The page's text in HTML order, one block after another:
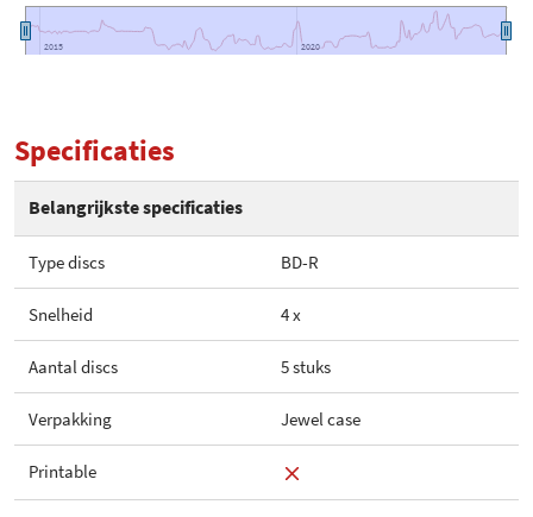
2015
2015 2020
2020
Specificaties
Belangrijkste specificaties
Type discs BD-R
Snelheid 4 x
Aantal discs 5 stuks
Verpakking Jewel case
Printable